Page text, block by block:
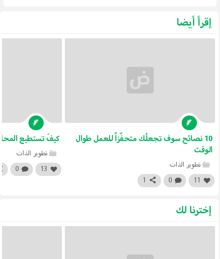
إقرأ أيضا
10 نصائح سوف تجعلُك متحفّزاََ للعمل طوال
الوقت
تطوير الذات
11
كيفَ تستطيع
تطوير الذات
13
إخترنا لك